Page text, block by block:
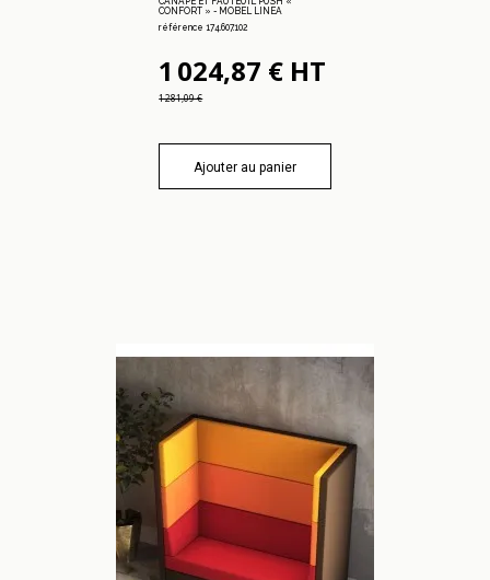
CONFORT » - MOBEL LINEA
référence 174.607.102
1 024,87 € HT
1 281,09 €
Ajouter au panier